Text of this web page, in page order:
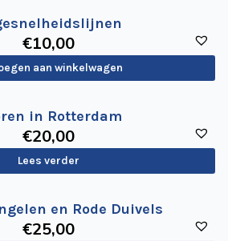
€10,00
aan winkelwagen
in Rotterdam
€20,00
Lees verder
en Rode Duivels
€25,00